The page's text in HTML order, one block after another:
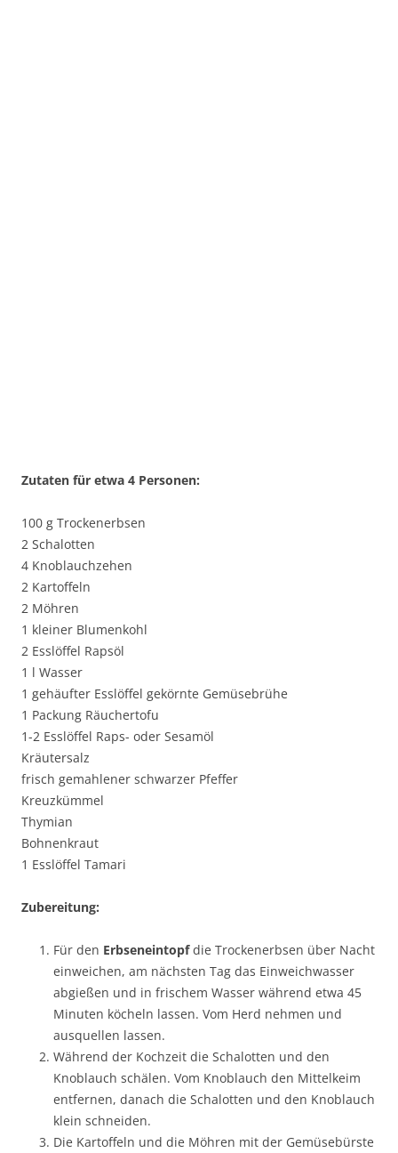
Zutaten für etwa 4 Personen:
100 g Trockenerbsen
2 Schalotten
4 Knoblauchzehen
2 Kartoffeln
2 Möhren
1 kleiner Blumenkohl
2 Esslöffel Rapsöl
1 l Wasser
1 gehäufter Esslöffel gekörnte Gemüsebrühe
1 Packung Räuchertofu
1-2 Esslöffel Raps- oder Sesamöl
Kräutersalz
frisch gemahlener schwarzer Pfeffer
Kreuzkümmel
Thymian
Bohnenkraut
1 Esslöffel Tamari
Zubereitung:
Für den Erbseneintopfdie Trockenerbsen über Nacht
einweichen, am nächsten Tag das Einweichwasser
abgießen und in frischem Wasser während etwa 45
Minuten köcheln lassen. Vom Herd nehmen und
ausquellen lassen.
Während der Kochzeit die Schalotten und den
Knoblauch schälen. Vom Knoblauch den Mittelkeim
entfernen, danach die Schalotten und den Knoblauch
klein schneiden.
Die Kartoffeln und die Möhren mit der Gemüsebürste